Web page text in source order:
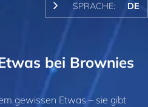
SPRACHE: DE
bei Brownies
gewissen Etwas – sie gibt